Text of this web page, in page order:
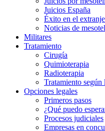
Juicios España
Éxito en el
Noticias de
Militares
Tratamiento
Cirugía
Quimioterapia
Radioterapia
Tratamiento según
Opciones legales
Primeros pasos
¿Qué puedo
Procesos judiciales
Empresas en